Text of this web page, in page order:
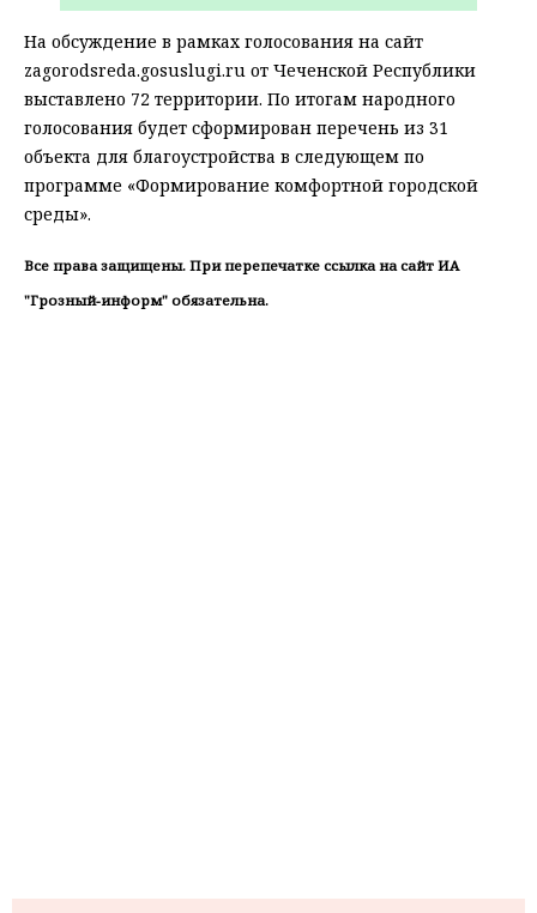
На обсуждение в рамках голосования на сайт
zagorodsreda.gosuslugi.ru от Чеченской Республики
выставлено 72 территории. По итогам народного
голосования будет сформирован перечень из 31
объекта для благоустройства в следующем по
программе «Формирование комфортной городской
среды».
Все права защищены. При перепечатке ссылка на сайт ИА
"Грозный-информ" обязательна.